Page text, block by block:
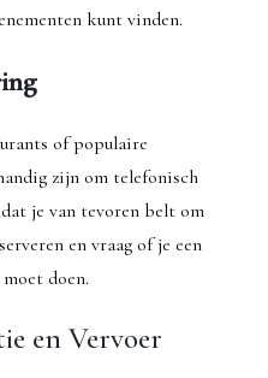
kunt vinden.
of populaire
zijn om telefonisch
je van tevoren belt om
en vraag of je een
doen.
en Vervoer